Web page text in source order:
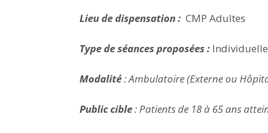
Lieu de dispensation : CMP Adultes
Type de séances proposées :
Modalité: Ambulatoire (Externe ou
Public cible: Patients de 18 à 65 ans